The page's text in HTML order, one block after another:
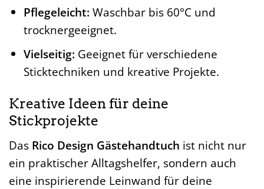
Pflegeleicht: Waschbar bis 60°C und
trocknergeeignet.
Vielseitig: Geeignet für verschiedene
Sticktechniken und kreative Projekte.
Kreative Ideen für deine
Stickprojekte
Das Rico Design Gästehandtuch ist nicht nur
ein praktischer Alltagshelfer, sondern auch
eine inspirierende Leinwand für deine